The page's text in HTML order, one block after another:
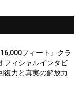
フィート』クラ
フィシャルインタビ
復力と真実の解放力